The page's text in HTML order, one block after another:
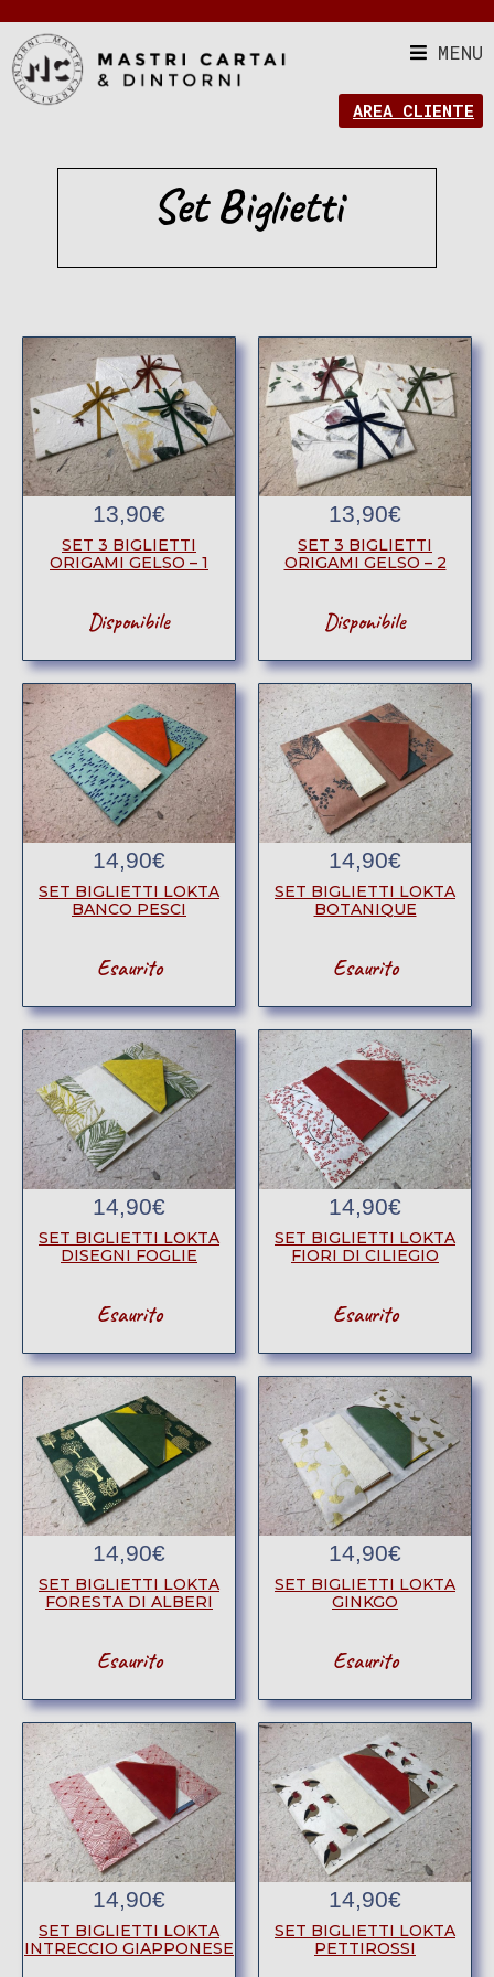
MENU
AREA CLIENTE
Set Biglietti
13,90€
SET 3 BIGLIETTI
ORIGAMI GELSO – 1
Disponibile
13,90€
SET 3 BIGLIETTI
ORIGAMI GELSO – 2
Disponibile
14,90€
SET BIGLIETTI LOKTA
BANCO PESCI
Esaurito
14,90€
SET BIGLIETTI LOKTA
BOTANIQUE
Esaurito
14,90€
SET BIGLIETTI LOKTA
DISEGNI FOGLIE
Esaurito
14,90€
SET BIGLIETTI LOKTA
FIORI DI CILIEGIO
Esaurito
14,90€
SET BIGLIETTI LOKTA
FORESTA DI ALBERI
Esaurito
14,90€
SET BIGLIETTI LOKTA
GINKGO
Esaurito
14,90€
SET BIGLIETTI LOKTA
INTRECCIO GIAPPONESE
14,90€
SET BIGLIETTI LOKTA
PETTIROSSI